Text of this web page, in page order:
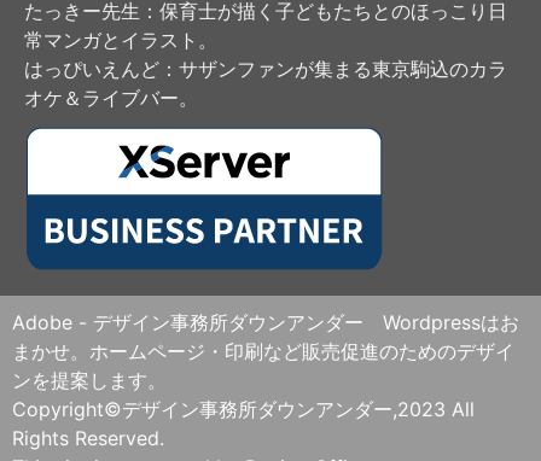
たっきー先生 ：保育士が描く子どもたちとのほっこり日
常マンガとイラスト。
はっぴいえんど ：サザンファンが集まる東京駒込のカラ
オケ＆ライブバー。
Adobe - デザイン事務所ダウンアンダー Wordpressはお
まかせ。ホームページ・印刷など販売促進のためのデザイ
ンを提案します。
Copyright©デザイン事務所ダウンアンダー,2023 All
Rights Reserved.